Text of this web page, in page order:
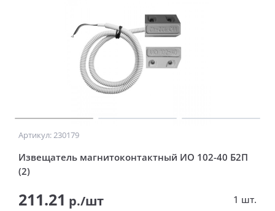
Артикул: 230179
Извещатель магнитоконтактный ИО 102-40 Б2П
(2)
211.21 р./шт 1 шт.